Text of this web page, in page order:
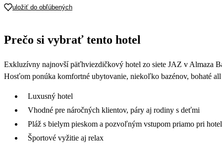
uložiť do obľúbených
Prečo si vybrať tento hotel
Exkluzívny najnovší päťhviezdičkový hotel zo siete JAZ v Almaza
Hosťom ponúka komfortné ubytovanie, niekoľko bazénov, bohaté
Luxusný hotel
Vhodné pre náročných klientov, páry aj rodiny s deťmi
Pláž s bielym pieskom a pozvoľným vstupom priamo pri
Športové vyžitie aj relax